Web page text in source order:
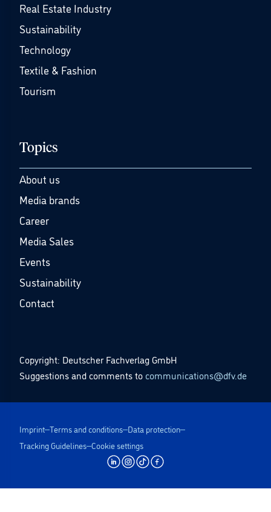
Real Estate Industry
Sustainability
Technology
Textile & Fashion
Tourism
Topics
About us
Media brands
Career
Media Sales
Events
Sustainability
Contact
Copyright: Deutscher Fachverlag GmbH
Suggestions and comments to communications@dfv.de
Imprint Terms and conditions Data protection
Tracking Guidelines Cookie settings